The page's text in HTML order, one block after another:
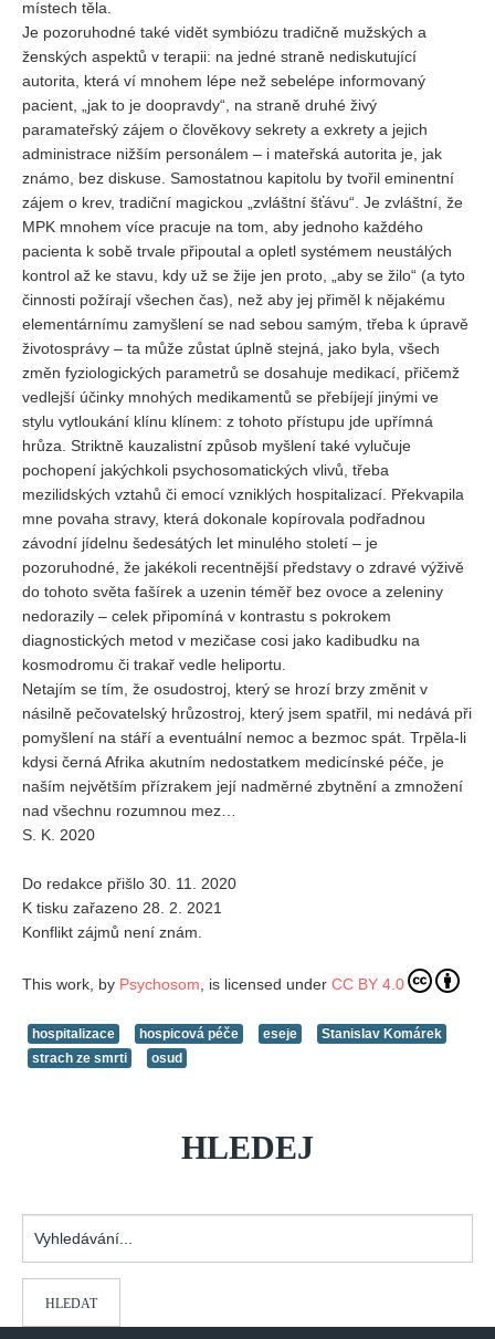
místech těla.
Je pozoruhodné také vidět symbiózu tradičně mužských a
ženských aspektů v terapii: na jedné straně nediskutující
autorita, která ví mnohem lépe než sebelépe informovaný
pacient, „jak to je doopravdy“, na straně druhé živý
paramateřský zájem o člověkovy sekrety a exkrety a jejich
administrace nižším personálem – i mateřská autorita je, jak
známo, bez diskuse. Samostatnou kapitolu by tvořil eminentní
zájem o krev, tradiční magickou „zvláštní šťávu“. Je zvláštní, že
MPK mnohem více pracuje na tom, aby jednoho každého
pacienta k sobě trvale připoutal a opletl systémem neustálých
kontrol až ke stavu, kdy už se žije jen proto, „aby se žilo“ (a tyto
činnosti požírají všechen čas), než aby jej přiměl k nějakému
elementárnímu zamyšlení se nad sebou samým, třeba k úpravě
životosprávy – ta může zůstat úplně stejná, jako byla, všech
změn fyziologických parametrů se dosahuje medikací, přičemž
vedlejší účinky mnohých medikamentů se přebíjejí jinými ve
stylu vytloukání klínu klínem: z tohoto přístupu jde upřímná
hrůza. Striktně kauzalistní způsob myšlení také vylučuje
pochopení jakýchkoli psychosomatických vlivů, třeba
mezilidských vztahů či emocí vzniklých hospitalizací. Překvapila
mne povaha stravy, která dokonale kopírovala podřadnou
závodní jídelnu šedesátých let minulého století – je
pozoruhodné, že jakékoli recentnější představy o zdravé výživě
do tohoto světa fašírek a uzenin téměř bez ovoce a zeleniny
nedorazily – celek připomíná v kontrastu s pokrokem
diagnostických metod v mezičase cosi jako kadibudku na
kosmodromu či trakař vedle heliportu.
Netajím se tím, že osudostroj, který se hrozí brzy změnit v
násilně pečovatelský hrůzostroj, který jsem spatřil, mi nedává při
pomyšlení na stáří a eventuální nemoc a bezmoc spát. Trpěla-li
kdysi černá Afrika akutním nedostatkem medicínské péče, je
naším největším přízrakem její nadměrné zbytnění a zmnožení
nad všechnu rozumnou mez…
S. K. 2020
Do redakce přišlo 30. 11. 2020
K tisku zařazeno 28. 2. 2021
Konflikt zájmů není znám.
This work, by Psychosom , is licensed under CC BY 4.0
hospitalizace hospicová péče eseje
Stanislav Komárek
strach ze smrti
osud
HLEDEJ
HLEDAT